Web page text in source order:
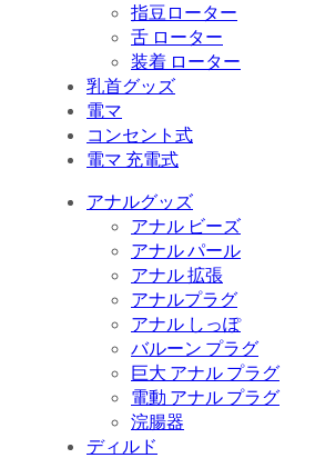
指豆ローター
舌 ローター
装着 ローター
乳首グッズ
電マ
コンセント式
電マ 充電式
アナルグッズ
アナル ビーズ
アナル パール
アナル 拡張
アナルプラグ
アナル しっぽ
バルーン プラグ
巨大 アナル プラグ
電動 アナル プラグ
浣腸器
ディルド